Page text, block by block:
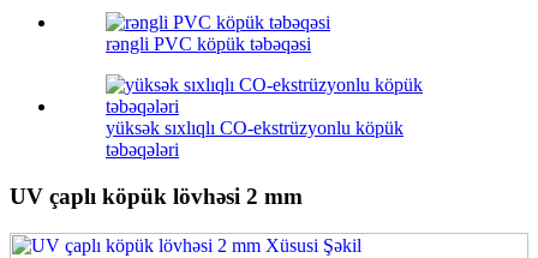
rəngli PVC köpük təbəqəsi
yüksək sıxlıqlı CO-ekstrüzyonlu köpük
təbəqələri
UV çaplı köpük lövhəsi 2 mm